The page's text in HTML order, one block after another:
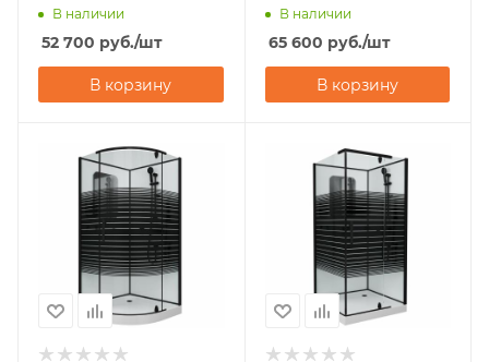
В наличии
52 700 руб./шт
В корзину
В наличии
65 600 руб./шт
В корзину